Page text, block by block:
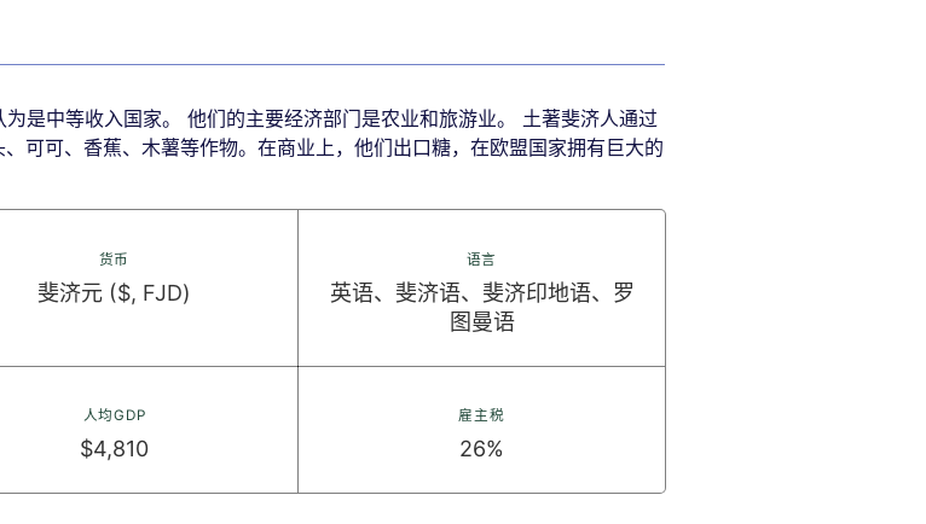
是中等收入国家。 他们的主要经济部门是农业和旅游业。 土著斐济人通过
可可、香蕉、木薯等作物。在商业上，他们出口糖，在欧盟国家拥有巨大的
货币
斐济元 ($, FJD)
语言
英语、斐济语、斐济印地语、罗
图曼语
人均GDP
$4,810
雇主税
26%